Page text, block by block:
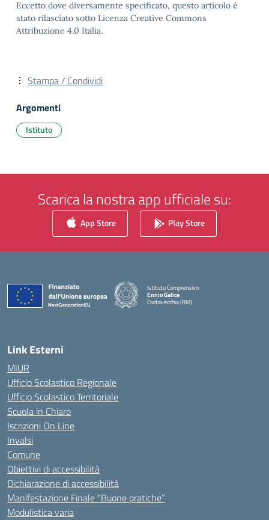
Eccetto dove diversamente specificato, questo articolo è
stato rilasciato sotto Licenza Creative Commons
Attribuzione 4.0 Italia.
Stampa / Condividi
Argomenti
Istituto
Scarica la nostra app ufficiale su:
App Store Play Store
Istituto Comprensivo
Ennio Galice
Civitavecchia (RM)
Link Esterni
MIUR
Ufficio Scolastico Regionale
Ufficio Scolastico Territoriale
Scuola in Chiaro
Iscrizioni On Line
Invalsi
Comune
Obiettivi di accessibilità
Dichiarazione di accessibilità
Manifestazione Finale “Buone pratiche”
Modulistica varia